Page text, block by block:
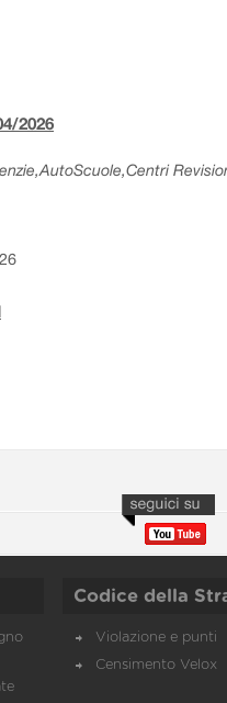
2026
Codice della
Violazione e punti
Censimento Velox